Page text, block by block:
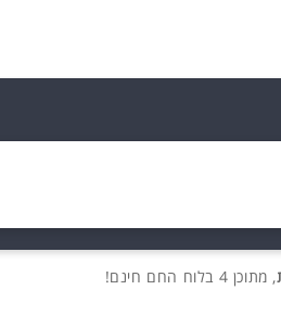
, מתוכן 4 בלוח החם חינם!